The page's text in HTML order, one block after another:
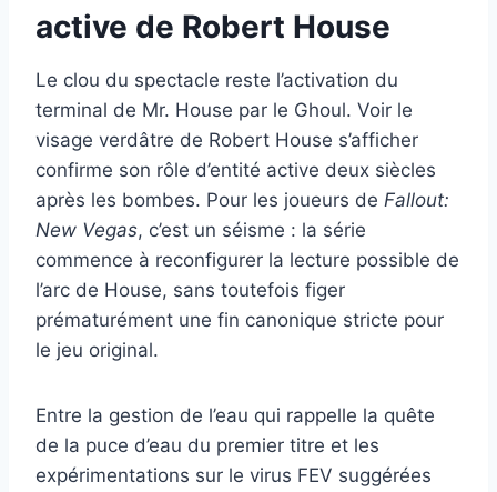
active de Robert House
Le clou du spectacle reste l’activation du
terminal de Mr. House par le Ghoul. Voir le
visage verdâtre de Robert House s’afficher
confirme son rôle d’entité active deux siècles
après les bombes. Pour les joueurs de Fallout:
New Vegas, c’est un séisme : la série
commence à reconfigurer la lecture possible de
l’arc de House, sans toutefois figer
prématurément une fin canonique stricte pour
le jeu original.
Entre la gestion de l’eau qui rappelle la quête
de la puce d’eau du premier titre et les
expérimentations sur le virus FEV suggérées